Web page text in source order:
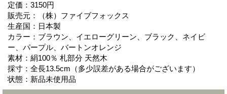
定価：3150円
販売元：（株）ファイブフォックス
生産国：日本製
カラー：ブラウン、イエローグリーン、ブラック、ネイビ
ー、パープル、バートンオレンジ
素材：絹100％ 札部分 天然木
採寸：全長13.5cm（多少誤差がある場合がございます）
状態：新品未使用品